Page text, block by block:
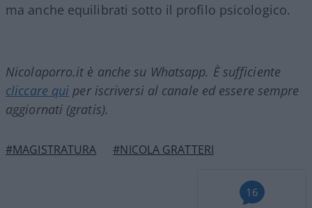
ma anche equilibrati sotto il profilo psicologico.
Nicolaporro.it è anche su Whatsapp. È sufficiente
cliccare qui per iscriversi al canale ed essere sempre
aggiornati (gratis).
#MAGISTRATURA #NICOLA GRATTERI
16